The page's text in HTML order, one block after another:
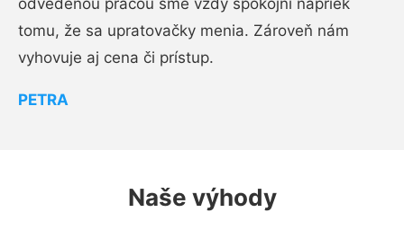
tomu, že sa upratovačky menia. Zároveň nám
vyhovuje aj cena či prístup.
PETRA
Naše výhody